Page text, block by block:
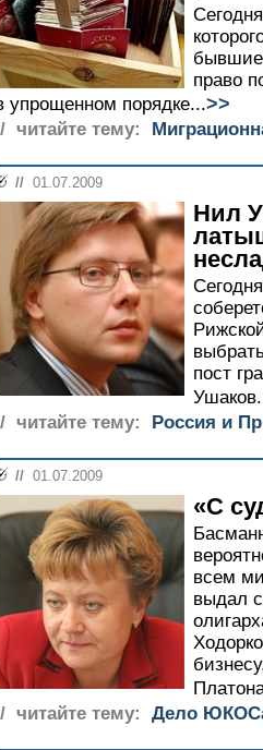
бывшие
право
упрощенном порядке...>>
читайте тему:
// 01.07.2009
Нил
пост
читайте тему:
Россия и
// 01.07.2009
«С
всем
выдал
читайте тему:
Дело